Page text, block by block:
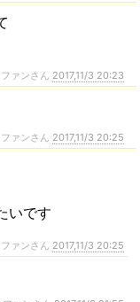
ァンさん 2017,11/3 20:23
ァンさん 2017,11/3 20:25
いです
ァンさん 2017,11/3 20:25